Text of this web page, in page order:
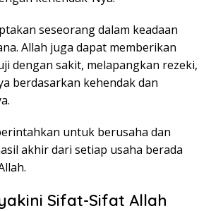
seseorang dalam keadaan
Allah juga dapat memberikan
dengan sakit, melapangkan rezeki,
berdasarkan kehendak dan
untuk berusaha dan
akhir dari setiap usaha berada
Sifat-Sifat Allah